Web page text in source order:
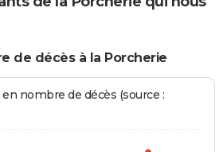
de décès à la Porcherie
nombre de décès (source :